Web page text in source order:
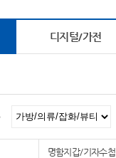
디지털/가전
명함지갑/기자수첩